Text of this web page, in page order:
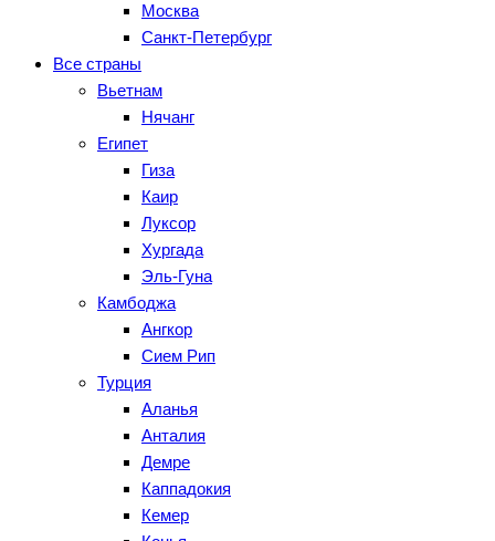
Москва
Санкт-Петербург
Все страны
Вьетнам
Нячанг
Египет
Гиза
Каир
Луксор
Хургада
Эль-Гуна
Камбоджа
Ангкор
Сием Рип
Турция
Аланья
Анталия
Демре
Каппадокия
Кемер